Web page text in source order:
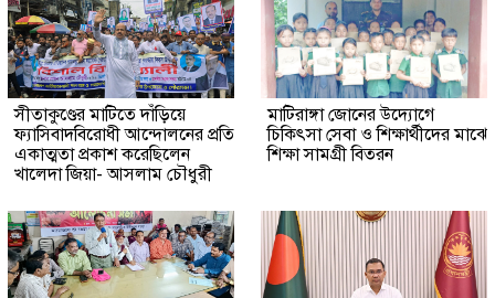
সীতাকুণ্ডের মাটিতে দাঁড়িয়ে
ফ্যাসিবাদবিরোধী আন্দোলনের প্রতি
একাত্মতা প্রকাশ করেছিলেন
খালেদা জিয়া- আসলাম চৌধুরী
মাটিরাঙ্গা জোনের উদ্যোগে
চিকিৎসা সেবা ও শিক্ষার্থীদের মাঝে
শিক্ষা সামগ্রী বিতরন